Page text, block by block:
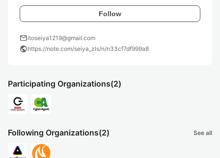
Follow
mailitoseiya1219@gmail.com
publichttps://note.com/seiya_zls/n/n33cf7df999a8
Participating Organizations(2)
Following Organizations(2) See all